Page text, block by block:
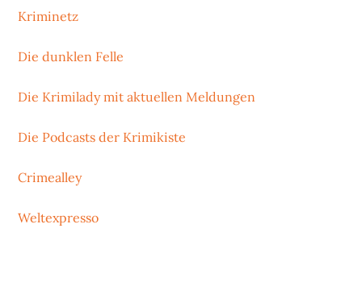
Kriminetz
Die dunklen Felle
Die Krimilady mit aktuellen Meldungen
Die Podcasts der Krimikiste
Crimealley
Weltexpresso